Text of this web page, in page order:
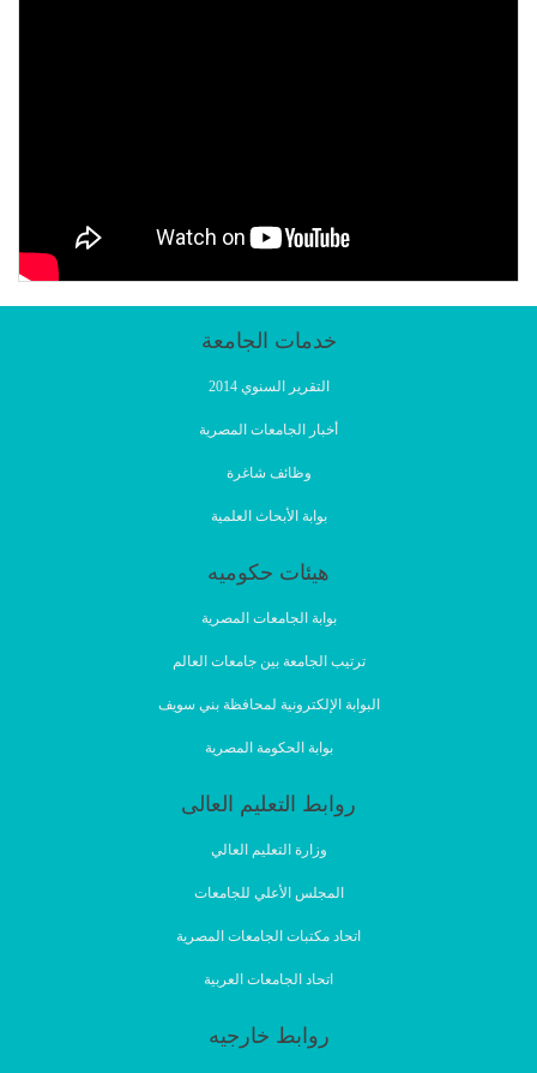
خدمات الجامعة
التقرير السنوي 2014
أخبار الجامعات المصرية
وظائف شاغرة
بوابة الأبحاث العلمية
هيئات حكوميه
بوابة الجامعات المصرية
ترتيب الجامعة بين جامعات العالم
البوابة الإلكترونية لمحافظة بني سويف
بوابة الحكومة المصرية
روابط التعليم العالى
وزارة التعليم العالي
المجلس الأعلي للجامعات
اتحاد مكتبات الجامعات المصرية
اتحاد الجامعات العربية
روابط خارجيه